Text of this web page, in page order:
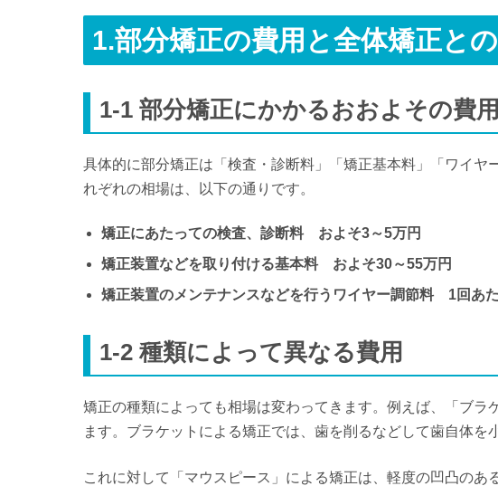
1.部分矯正の費用と全体矯正と
1-1 部分矯正にかかるおおよその費用
具体的に部分矯正は「検査・診断料」「矯正基本料」「ワイ
れぞれの相場は、以下の通りです。
矯正にあたっての検査、診断料 およそ3～5万円
矯正装置などを取り付ける基本料 およそ30～55万円
矯正装置のメンテナンスなどを行うワイヤー調節料 1回あ
1-2 種類によって異なる費用
矯正の種類によっても相場は変わってきます。例えば、「ブ
ます。ブラケットによる矯正では、歯を削るなどして歯自体を
これに対して「マウスピース」による矯正は、軽度の凹凸の